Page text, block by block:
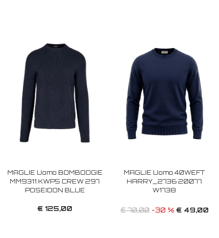
MAGLIE Uomo BOMBOOGIE
MM9311 KWP5 CREW 297
POSEIDON BLUE
€ 125,00
MAGLIE Uomo 40WEFT
HARRY_2736 20077
W1738
€ 70,00-30 % € 49,00